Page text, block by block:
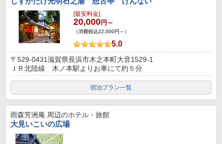
[最安料金]
20,000円～
（消費税込22,000円～）
5.0
〒529-0431滋賀県長浜市木之本町大音1529-1
ＪＲ北陸線 木ノ本駅よりお車にて約５分
宿泊プラン一覧
雨森芳洲庵 周辺のホテル・旅館
大見いこいの広場